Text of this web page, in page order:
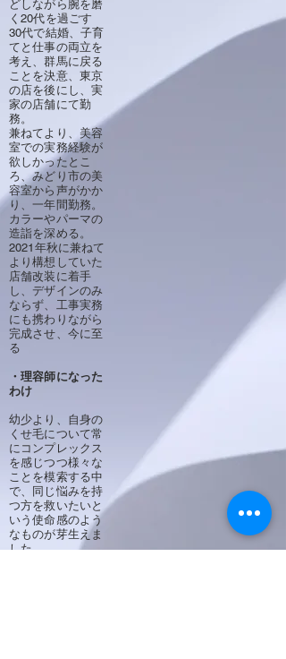
どしながら腕を磨
く20代を過ごす
30代で結婚、子育
てと仕事の両立を
考え、群馬に戻る
ことを決意、東京
の店を後にし、実
家の店舗にて勤
務。
兼ねてより、美容
室での実務経験が
欲しかったとこ
ろ、みどり市の美
容室から声がかか
り、一年間勤務。
カラーやパーマの
造詣を深める。
2021年秋に兼ねて
より構想していた
店舗改装に着手
し、デザインのみ
ならず、工事実務
にも携わりながら
完成させ、今に至
る
・理容師になった
わけ
幼少より、自身の
くせ毛について常
にコンプレックス
を感じつつ様々な
ことを模索する中
で、同じ悩みを持
つ方を救いたいと
いう使命感のよう
なものが芽生えま
した